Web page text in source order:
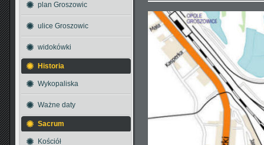
plan Groszowic
ulice Groszowic
widokówki
Historia
Wykopaliska
Ważne daty
Sacrum
Kościół